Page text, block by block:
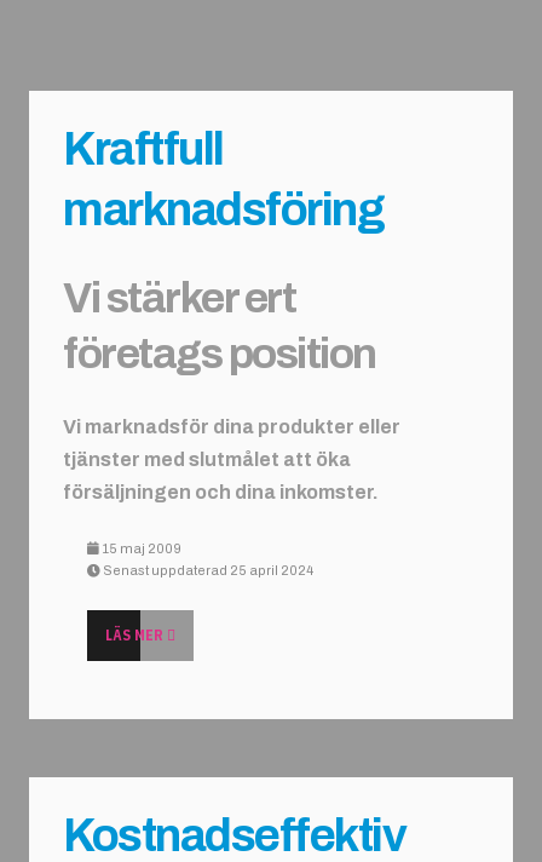
Kraftfull
marknadsföring
Vi stärker ert
företags position
Vi marknadsför dina produkter eller
tjänster med slutmålet att öka
försäljningen och dina inkomster.
15 maj 2009
Senast uppdaterad 25 april 2024
LÄS MER
Kostnadseffektiv